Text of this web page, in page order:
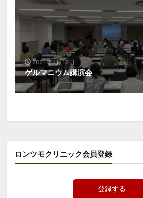
2021年4月12日
ゲルマニウム講演会
ロンツモクリニック会員登録
登録する